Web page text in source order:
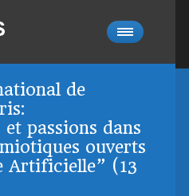
de
passions dans
ouverts
Artificielle” (13